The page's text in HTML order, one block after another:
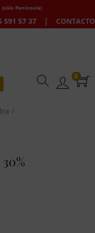
(sólo Península)
591 57 37 | CONTACTO
0
/